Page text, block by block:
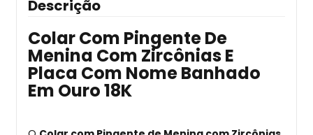
Descrição
Colar Com Pingente De
Menina Com Zircônias E
Placa Com Nome Banhado
Em Ouro 18K